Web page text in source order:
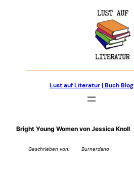
Lust auf Literatur | Buch Blog
Bright Young Women von Jessica Knoll
Geschrieben von: Burnerdano